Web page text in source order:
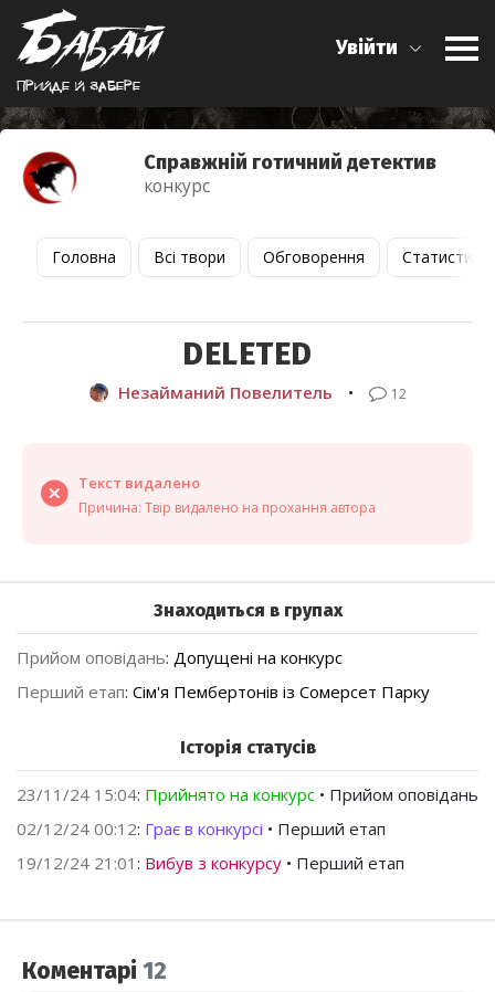
Прийде й забере
Увійти
Справжній готичний детектив
конкурс
Головна Всі твори Обговорення Статистика
DELETED
Незайманий Повелитель • 12
Текст видалено
Причина: Твір видалено на прохання автора
Знаходиться в групах
Прийом оповідань: Допущені на конкурс
Перший етап: Сім'я Пембертонів із Сомерсет Парку
Історія статусів
23/11/24 15:04: Прийнято на конкурс • Прийом оповідань
02/12/24 00:12: Грає в конкурсі • Перший етап
19/12/24 21:01 : Вибув з конкурсу • Перший етап
Коментарі 12